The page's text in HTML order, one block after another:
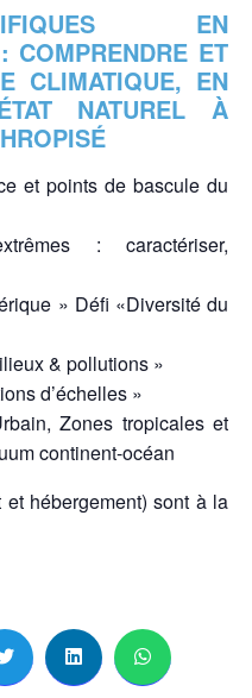
EN
COMPRENDRE ET
CLIMATIQUE, EN
NATUREL À
et points de bascule du
: caractériser,
» Défi «Diversité du
& pollutions »
d’échelles »
Zones tropicales et
continent-océan
hébergement) sont à la